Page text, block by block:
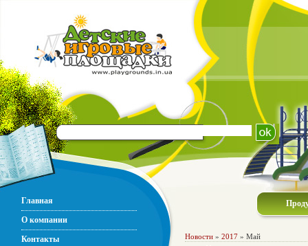
Главная
О компании
Контакты
Новости » 2017 » Май